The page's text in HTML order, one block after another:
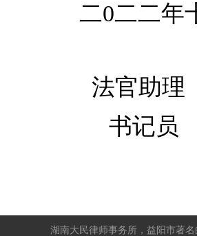
二0二二年
法官助
书记
湖南大民律师事务所，益阳市著